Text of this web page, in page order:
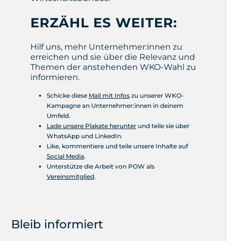
ERZÄHL ES WEITER:
Hilf uns, mehr Unternehmer:innen zu
erreichen und sie über die Relevanz und
Themen der anstehenden WKO-Wahl zu
informieren.
Schicke diese Mail mit Infoszu unserer WKO-
Kampagne an Unternehmer:innen in deinem
Umfeld.
Lade unsere Plakate herunterund teile sie über
WhatsApp und LinkedIn.
Like, kommentiere und teile unsere Inhalte auf
Social Media.
Unterstütze die Arbeit von POW als
Vereinsmitglied.
Bleib informiert